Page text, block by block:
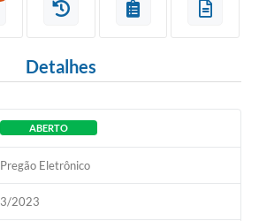
Detalhes
ABERTO
Pregão Eletrônico
3/2023